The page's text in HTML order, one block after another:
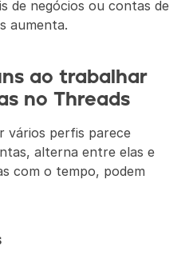
de negócios ou contas de
aumenta.
ao trabalhar
no Threads
vários perfis parece
alterna entre elas e
com o tempo, podem